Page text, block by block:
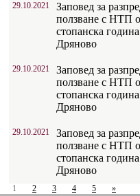
29.10.2021
Заповед за
ползване с НТП
стопанска
Дряново
29.10.2021
Заповед за
ползване с НТП
стопанска
Дряново
29.10.2021
Заповед за
ползване с НТП
стопанска
Дряново
1 2 3 4 5 »